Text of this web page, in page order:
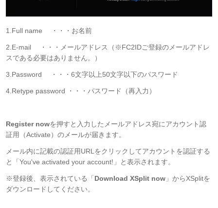
1.Full name ・・・お名前
2.E-mail ・・・メールアドレス（※FC2IDご登録のメールアドレ
スである必要はありません。）
3.Password ・・・6文字以上50文字以下のパスワード
4.Retype password ・・・パスワード（再入力）
Register nowを押すと入力したメールアドレス宛にアカウント認
証用（Activate）のメールが届きます。
メール内に記載の認証用URLをクリックしてアカウントを認証する
と「You've activated your account!」と表示されます。
※登録後、表示されている「Download XSplit now 」からXSplitを
ダウンロードしてください。